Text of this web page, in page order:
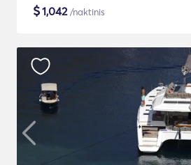
$1,042/naktinis